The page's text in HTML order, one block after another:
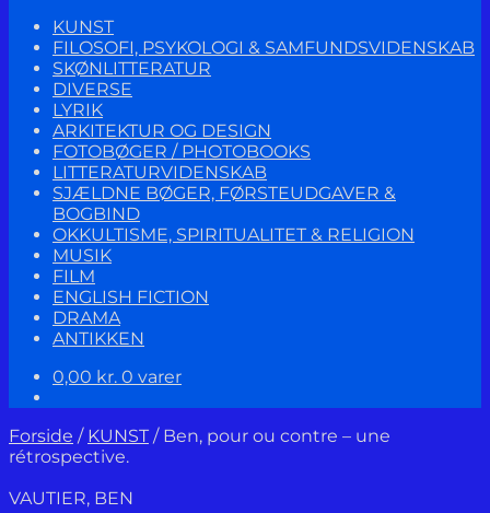
KUNST
FILOSOFI, PSYKOLOGI & SAMFUNDSVIDENSKAB
SKØNLITTERATUR
DIVERSE
LYRIK
ARKITEKTUR OG DESIGN
FOTOBØGER / PHOTOBOOKS
LITTERATURVIDENSKAB
SJÆLDNE BØGER, FØRSTEUDGAVER &
BOGBIND
OKKULTISME, SPIRITUALITET & RELIGION
MUSIK
FILM
ENGLISH FICTION
DRAMA
ANTIKKEN
0,00 kr. 0 varer
Forside / KUNST / Ben, pour ou contre – une
rétrospective.
VAUTIER, BEN